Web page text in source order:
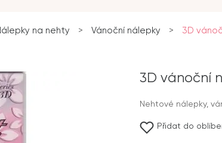
na nehty > Vánoční nálepky > 3D
3D vánoční
Nehtové nálepky,
Přidat do